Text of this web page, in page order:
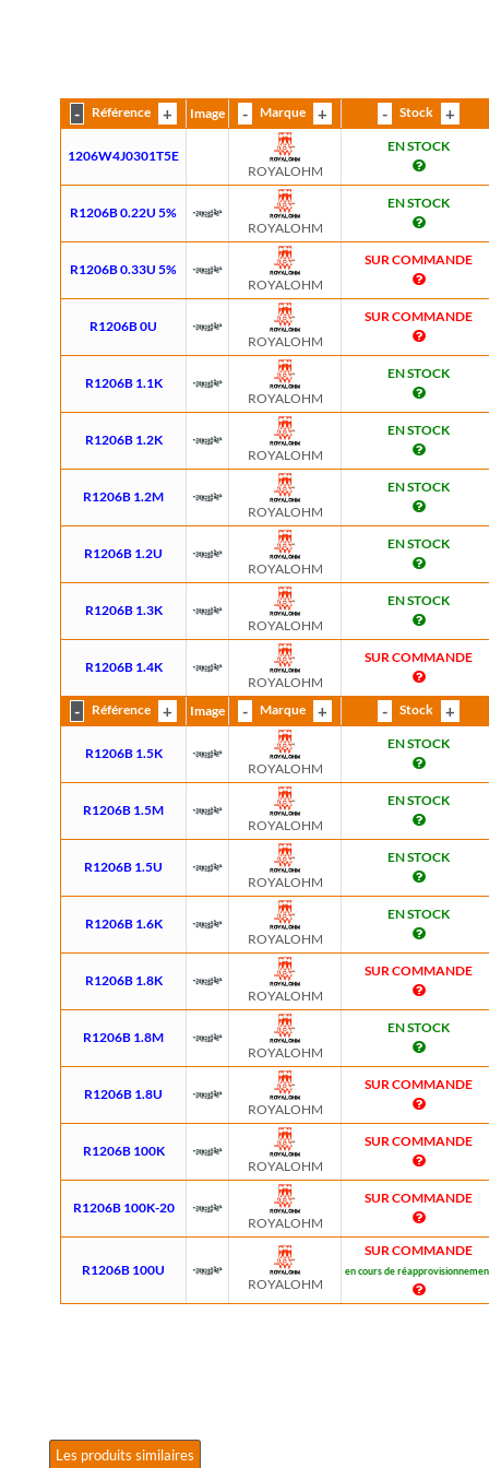
Référence Image Marque Stock
1206W4J0301T5E
ROYALOHM
EN STOCK
R1206B 0.22U 5%
ROYALOHM
EN STOCK
R1206B 0.33U 5%
ROYALOHM
SUR COMMANDE
R1206B 0U
ROYALOHM
SUR COMMANDE
R1206B 1.1K
ROYALOHM
EN STOCK
R1206B 1.2K
ROYALOHM
EN STOCK
R1206B 1.2M
ROYALOHM
EN STOCK
R1206B 1.2U
ROYALOHM
EN STOCK
R1206B 1.3K
ROYALOHM
EN STOCK
R1206B 1.4K
ROYALOHM
SUR COMMANDE
Référence Image Marque Stock
R1206B 1.5K
ROYALOHM
EN STOCK
R1206B 1.5M
ROYALOHM
EN STOCK
R1206B 1.5U
ROYALOHM
EN STOCK
R1206B 1.6K
ROYALOHM
EN STOCK
R1206B 1.8K
ROYALOHM
SUR COMMANDE
R1206B 1.8M
ROYALOHM
EN STOCK
R1206B 1.8U
ROYALOHM
SUR COMMANDE
R1206B 100K
ROYALOHM
SUR COMMANDE
R1206B 100K-20
ROYALOHM
SUR COMMANDE
R1206B 100U
ROYALOHM
SUR COMMANDE
en cours de
Les produits similaires